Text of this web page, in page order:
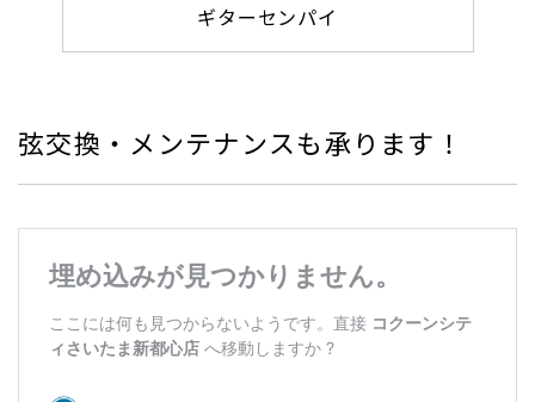
ギターセンパイ
弦交換・メンテナンスも承ります！